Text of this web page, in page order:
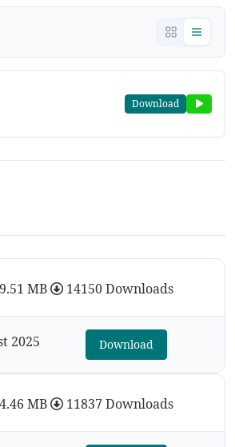
Download
MB 14150 Downloads
2025 Download
MB 11837 Downloads